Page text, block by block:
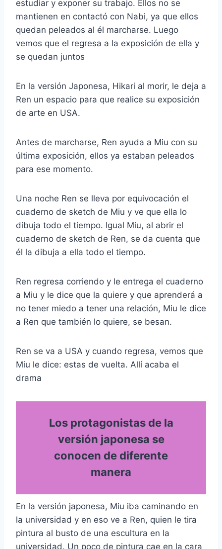
estudiar y exponer su trabajo. Ellos no se
mantienen en contactó con Nabi, ya que ellos
quedan peleados al él marcharse. Luego
vemos que el regresa a la exposición de ella y
se quedan juntos
En la versión Japonesa, Hikari al morir, le deja a
Ren un espacio para que realice su exposición
de arte en USA.
Antes de marcharse, Ren ayuda a Miu con su
última exposición, ellos ya estaban peleados
para ese momento.
Una noche Ren se lleva por equivocación el
cuaderno de sketch de Miu y ve que ella lo
dibuja todo el tiempo. Igual Miu, al abrir el
cuaderno de sketch de Ren, se da cuenta que
él la dibuja a ella todo el tiempo.
Ren regresa corriendo y le entrega el cuaderno
a Miu y le dice que la quiere y que aprenderá a
no tener miedo a tener una relación, Miu le dice
a Ren que también lo quiere, se besan.
Ren se va a USA y cuando regresa, vemos que
Miu le dice: estas de vuelta. Allí acaba el
drama
Los protagonistas de la
versión japonesa se
conocen de diferente
manera
En la versión japonesa, Miu iba caminando en
la universidad y en eso ve a Ren, quien le tira
pintura al busto de una escultura en la
universidad. Un poco de pintura cae en la cara